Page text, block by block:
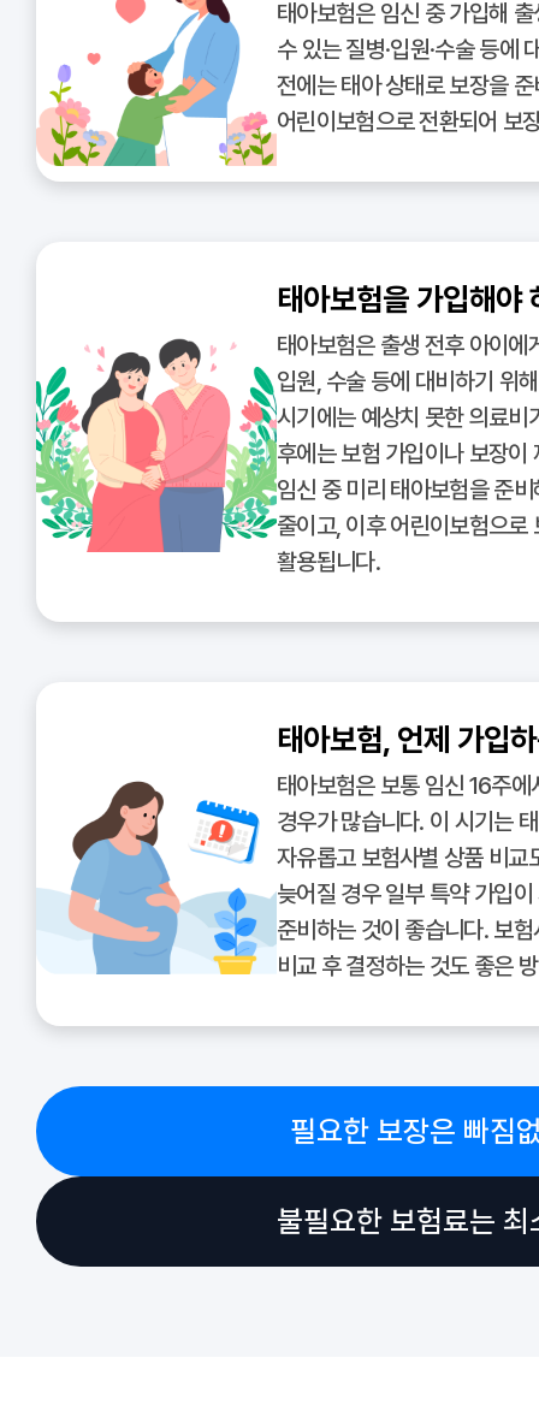
태아보험은 임신 중 가입해
수 있는 질병·입원·수술 등에
전에는 태아 상태로 보장을
어린이보험으로 전환되어 보
태아보험을 가입해야
태아보험은 출생 전후 아이에
입원, 수술 등에 대비하기 위
시기에는 예상치 못한 의료비
후에는 보험 가입이나 보장이
임신 중 미리 태아보험을 준
줄이고, 이후 어린이보험으로
활용됩니다.
태아보험, 언제 가입
태아보험은 보통 임신 16주
경우가 많습니다. 이 시기는
자유롭고 보험사별 상품 비교
늦어질 경우 일부 특약 가입
준비하는 것이 좋습니다. 보
비교 후 결정하는 것도 좋은
필요한 보장은 빠짐
불필요한 보험료는 최